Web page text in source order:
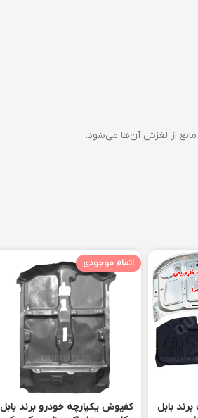
از لغزش آن‌ها می‌شود.
بابل
اتمام موجودی
کفپوش یکپارچه خودرو برند بابل